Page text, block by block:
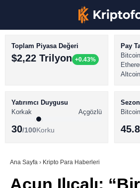
BİTCOİN HABERLERİ
ALTCOİN HABERLERİ
SÖZLÜK
Toplam Piyasa Değeri
$2,22 Trilyon +0.43%
Pay
Bitcoin
Yatırımcı Duygusu
Korkak
Açgözlü
30/100Korku
Bitcoin
45.8
Ana Sayfa › Kripto Para Haberleri
Acun Ilıcalı: